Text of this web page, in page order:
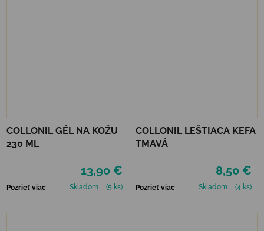
COLLONIL GÉL NA KOŽU
230 ML
13,90 €
Pozrieť viac Skladom (5 ks)
COLLONIL LEŠTIACA KEFA
TMAVÁ
8,50 €
Pozrieť viac Skladom (4 ks)